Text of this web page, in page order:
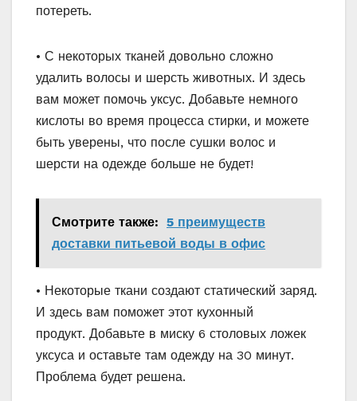
потереть.
• С некоторых тканей довольно сложно
удалить волосы и шерсть животных. И здесь
вам может помочь уксус. Добавьте немного
кислоты во время процесса стирки, и можете
быть уверены, что после сушки волос и
шерсти на одежде больше не будет!
Смотрите также: 5 преимуществ
доставки питьевой воды в офис
• Некоторые ткани создают статический заряд.
И здесь вам поможет этот кухонный
продукт. Добавьте в миску 6 столовых ложек
уксуса и оставьте там одежду на 30 минут.
Проблема будет решена.